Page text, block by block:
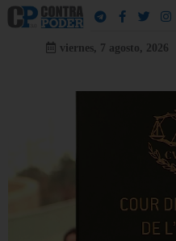
viernes, 7 agosto, 2026